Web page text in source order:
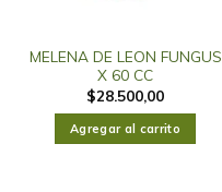
MELENA DE LEON FUNGUS
X 60 CC
$28.500,00
Agregar al carrito